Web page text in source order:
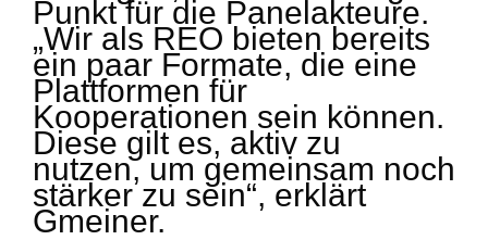
Punkt für die Panelakteure.
„Wir als REO bieten bereits
ein paar Formate, die eine
Plattformen für
Kooperationen sein können.
Diese gilt es, aktiv zu
nutzen, um gemeinsam noch
stärker zu sein“, erklärt
Gmeiner.